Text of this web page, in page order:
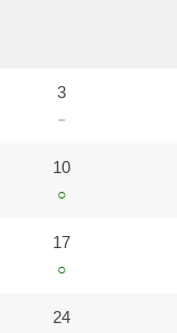
3
－
10
○
17
○
24